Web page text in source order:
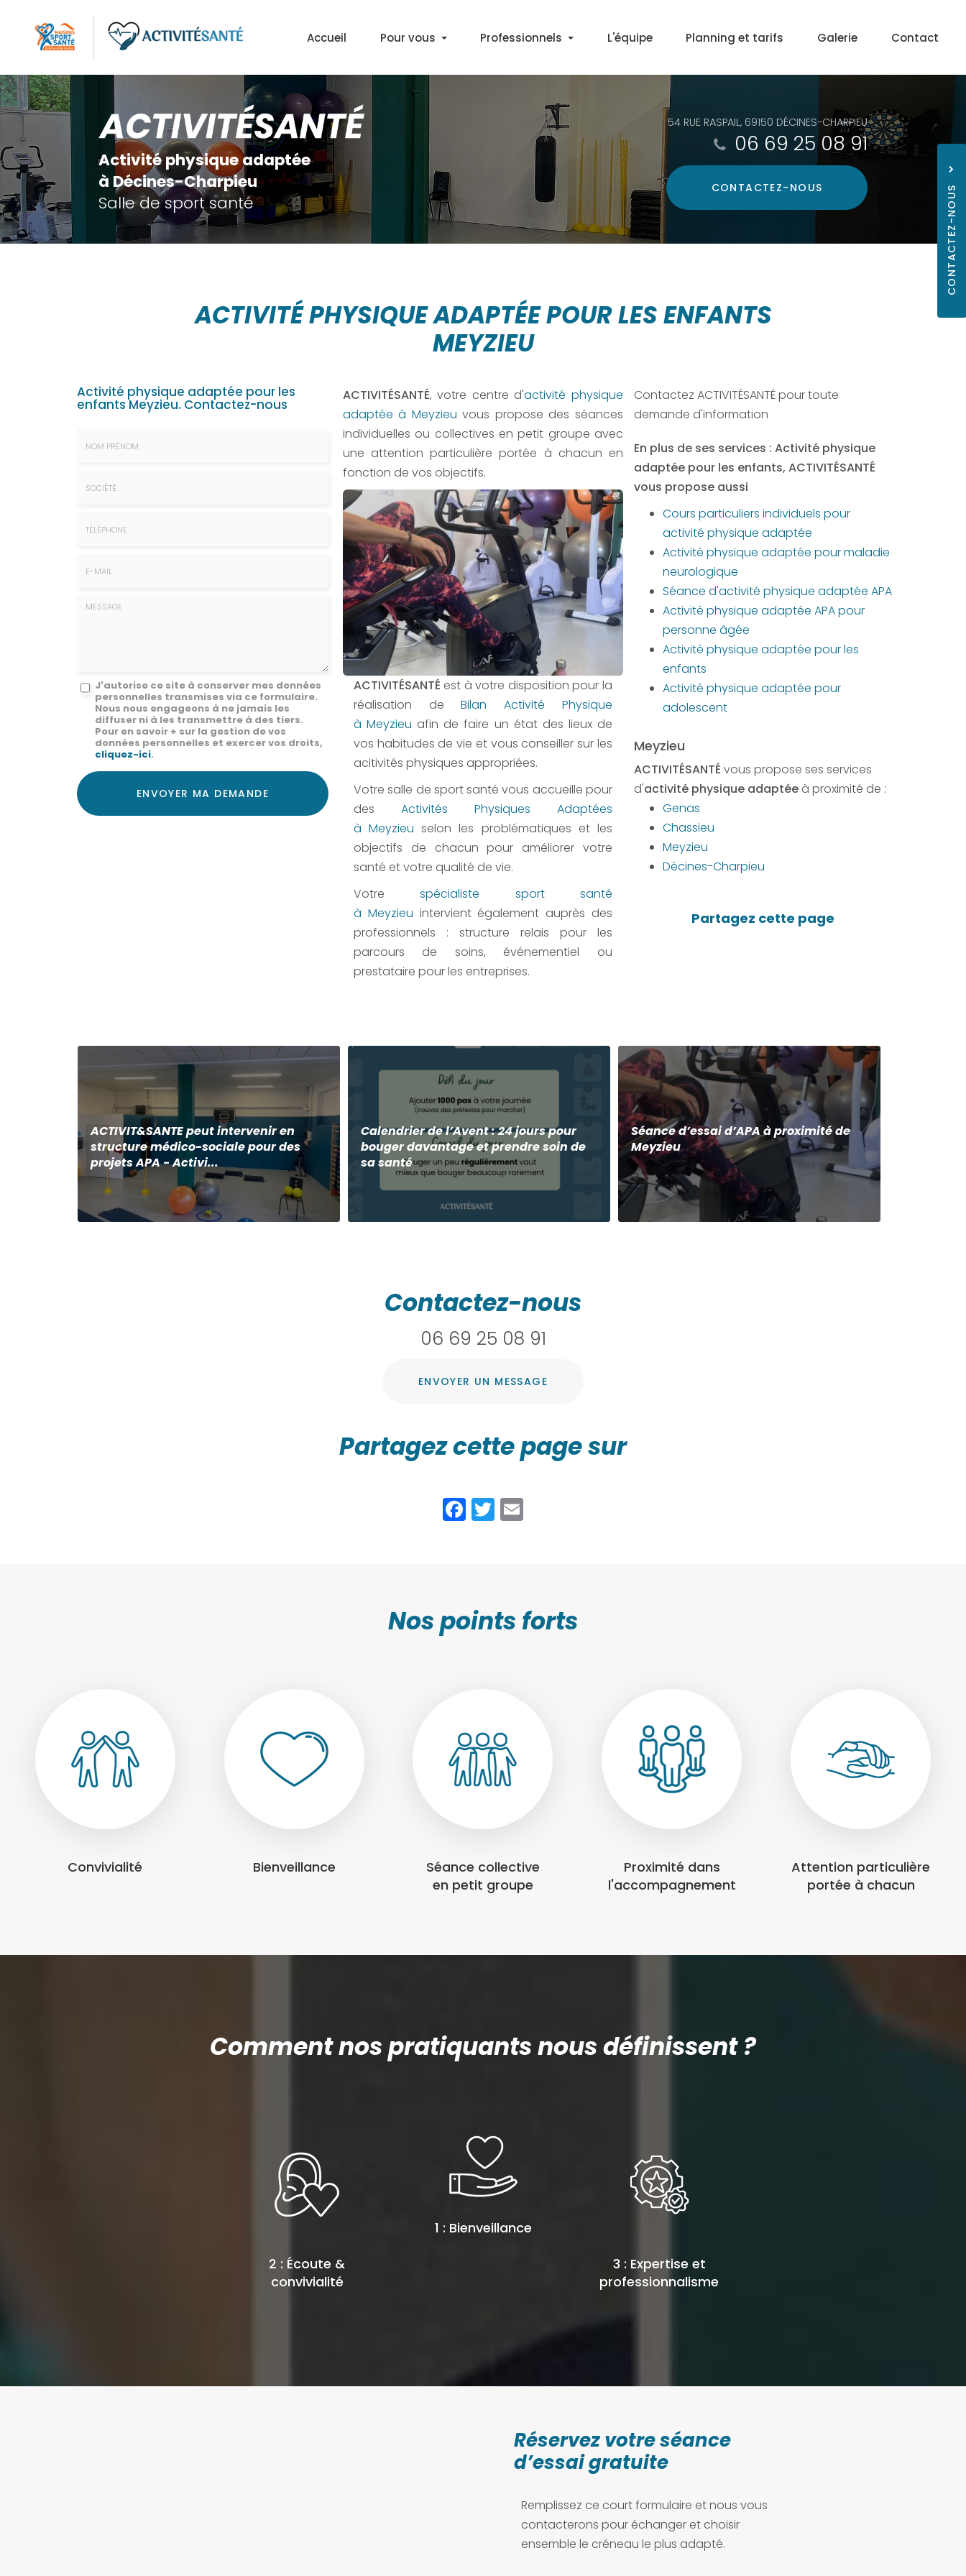
contenu
Accueil Pour vous
Découvrir l'APA
Cours APA en salle
Marche Santé+ à Décines
Gym & Marche Nordique à Lyon
Professionnels
Médecins
L'équipe Planning et tarifs Galerie Contact
Activité physique adaptée
à Décines-Charpieu
Salle de sport santé
54 RUE RASPAIL, 69150 DÉCINES-CHARPIEU
06 69 25 08 91
CONTACTEZ- NOUS
ACTIVITÉ PHYSIQUE ADAPTÉE POUR LES ENFANTS
MEYZIEU
Activité physique adaptée pour les
enfants Meyzieu. Contactez-nous
Message
J'autorise ce site à conserver mes données
personnelles transmises via ce formulaire.
Nous nous engageons à ne jamais les
diffuser ni à les transmettre à des tiers.
Pour en savoir + sur la gestion de vos
données personnelles et exercer vos droits,
cliquez-ici.
Acceptation
RGPD
ENVOYER MA DEMANDE
ACTIVITÉSANTÉ, votre centre d'activité physique
adaptée à Meyzieu vous propose des séances
individuelles ou collectives en petit groupe avec
une attention particulière portée à chacun en
fonction de vos objectifs.
ACTIVITÉSANTÉ est à votre disposition pour la
réalisation deBilan Activité Physique
à Meyzieu afin de faire un état des lieux de
vos habitudes de vie et vous conseiller sur les
acitivités physiques appropriées.
Votre salle de sport santé vous accueille pour
des Activités Physiques Adaptées
à Meyzieu selon les problématiques et les
objectifs de chacun pour améliorer votre
santé et votre qualité de vie.
Votrespécialiste sport santé
à Meyzieu intervient également auprès des
professionnels : structure relais pour les
parcours de soins, événementiel ou
prestataire pour les entreprises.
Contactez ACTIVITÉSANTÉ pour toute
demande d'information
En plus de ses services : Activité physique
adaptée pour les enfants, ACTIVITÉSANTÉ
vous propose aussi
Cours particuliers individuels pour
activité physique adaptée
Activité physique adaptée pour maladie
neurologique
Séance d'activité physique adaptée APA
Activité physique adaptée APA pour
personne âgée
Activité physique adaptée pour les
enfants
Activité physique adaptée pour
adolescent
Meyzieu
ACTIVITÉSANTÉ vous propose ses services
d'activité physique adaptéeà proximité de :
Genas
Chassieu
Meyzieu
Décines-Charpieu
ACTIVIT&SANTE peut intervenir en
structure médico-sociale pour des
projets APA - Activi...
Calendrier de l’Avent : 24 jours pour
bouger davantage et prendre soin de
sa santé
Séance d’essai d’APA à proximité de
Meyzieu
Contactez-nous
06 69 25 08 91
ENVOYER UN MESSAGE
Partagez cette page sur
Facebook
Twitter
Nos points forts
Convivialité Bienveillance
Séance collective
en petit groupe
Proximité dans
l'accompagnement
Attention particulière
portée à chacun
Comment nos pratiquants nous définissent ?
2 : Écoute &
convivialité
1 : Bienveillance
3 : Expertise et
professionnalisme
Réservez votre séance
d’essai gratuite
Remplissez ce court formulaire et nous vous
contacterons pour échanger et choisir
ensemble le créneau le plus adapté.
CONTACTEZ-NOUS
06